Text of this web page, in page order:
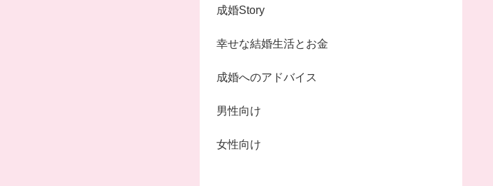
成婚Story
幸せな結婚生活とお金
成婚へのアドバイス
男性向け
女性向け